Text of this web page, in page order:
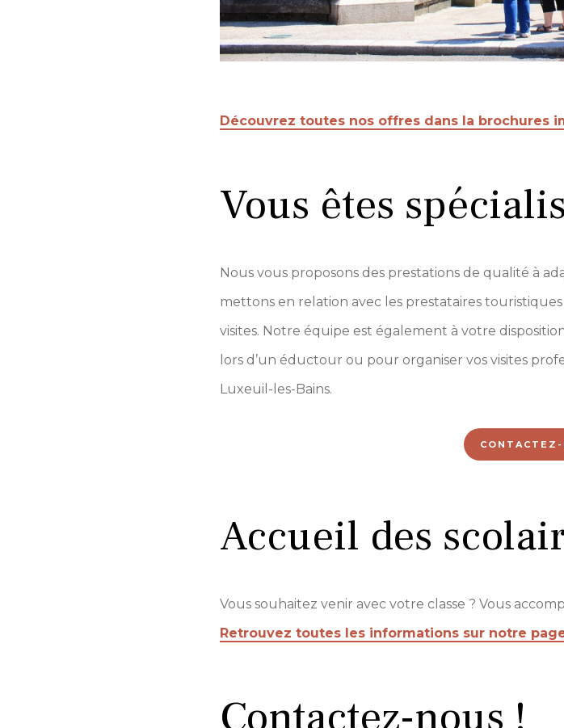
Découvrez toutes nos offres dans la brochures
Vous êtes
Nous vous proposons des prestations de qualité à
mettons en relation avec les prestataires
visites. Notre équipe est également à votre
lors d’un éductour ou pour organiser vos visites
Luxeuil-les-Bains.
Accueil des
Vous souhaitez venir avec votre classe ? Vous
Retrouvez toutes les informations sur notre